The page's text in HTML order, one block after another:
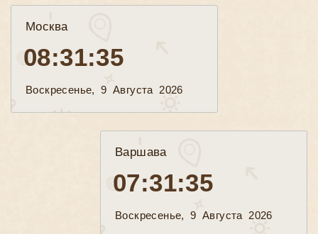
Москва
08:31:37
Воскресенье, 9 Августа 2026
Варшава
07:31:37
Воскресенье, 9 Августа 2026